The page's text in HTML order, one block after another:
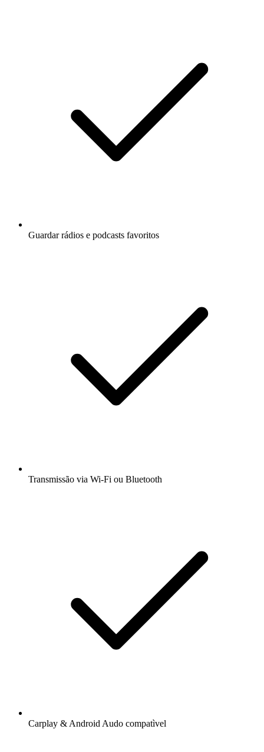
Guardar rádios e podcasts favoritos
Transmissão via Wi-Fi ou Bluetooth
Carplay & Android Audo compatìvel